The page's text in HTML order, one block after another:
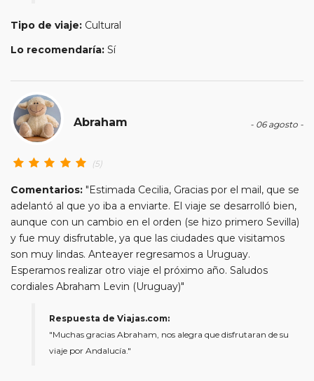
Tipo de viaje: Cultural
Lo recomendaría: Sí
- 06 agosto -
Abraham
(5)
Comentarios: "Estimada Cecilia, Gracias por el mail, que se
adelantó al que yo iba a enviarte. El viaje se desarrolló bien,
aunque con un cambio en el orden (se hizo primero Sevilla)
y fue muy disfrutable, ya que las ciudades que visitamos
son muy lindas. Anteayer regresamos a Uruguay.
Esperamos realizar otro viaje el próximo año. Saludos
cordiales Abraham Levin (Uruguay)"
Respuesta de Viajas.com:
"Muchas gracias Abraham, nos alegra que disfrutaran de su
viaje por Andalucía."